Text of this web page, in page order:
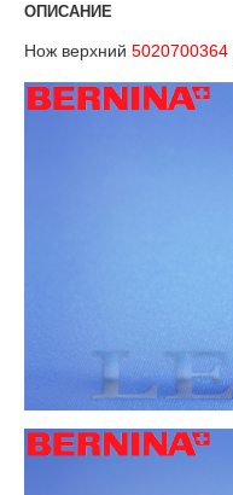
ОПИСАНИЕ
Нож верхний 5020700364